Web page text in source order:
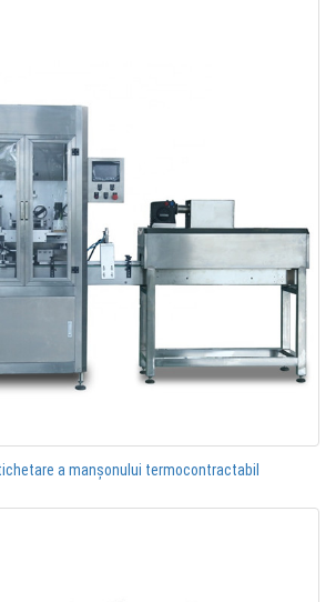
a manșonului termocontractabil